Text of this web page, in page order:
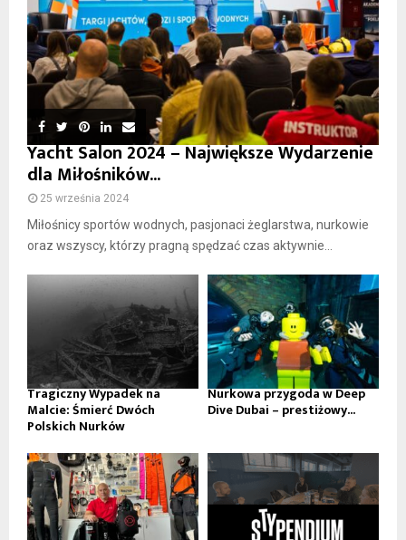
Yacht Salon 2024 – Największe Wydarzenie
dla Miłośników...
25 września 2024
Miłośnicy sportów wodnych, pasjonaci żeglarstwa, nurkowie
oraz wszyscy, którzy pragną spędzać czas aktywnie...
Tragiczny Wypadek na
Malcie: Śmierć Dwóch
Polskich Nurków
Nurkowa przygoda w Deep
Dive Dubai – prestiżowy...